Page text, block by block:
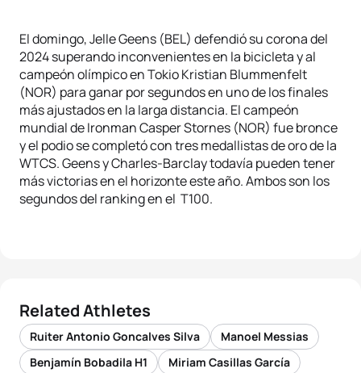
El domingo, Jelle Geens (BEL) defendió su corona del
2024 superando inconvenientes en la bicicleta y al
campeón olímpico en Tokio Kristian Blummenfelt
(NOR) para ganar por segundos en uno de los finales
más ajustados en la larga distancia. El campeón
mundial de Ironman Casper Stornes (NOR) fue bronce
y el podio se completó con tres medallistas de oro de la
WTCS. Geens y Charles-Barclay todavía pueden tener
más victorias en el horizonte este año. Ambos son los
segundos del ranking en el T100.
Related Athletes
Ruiter Antonio Goncalves Silva
Manoel Messias
Benjamín Bobadila H1
Miriam Casillas García